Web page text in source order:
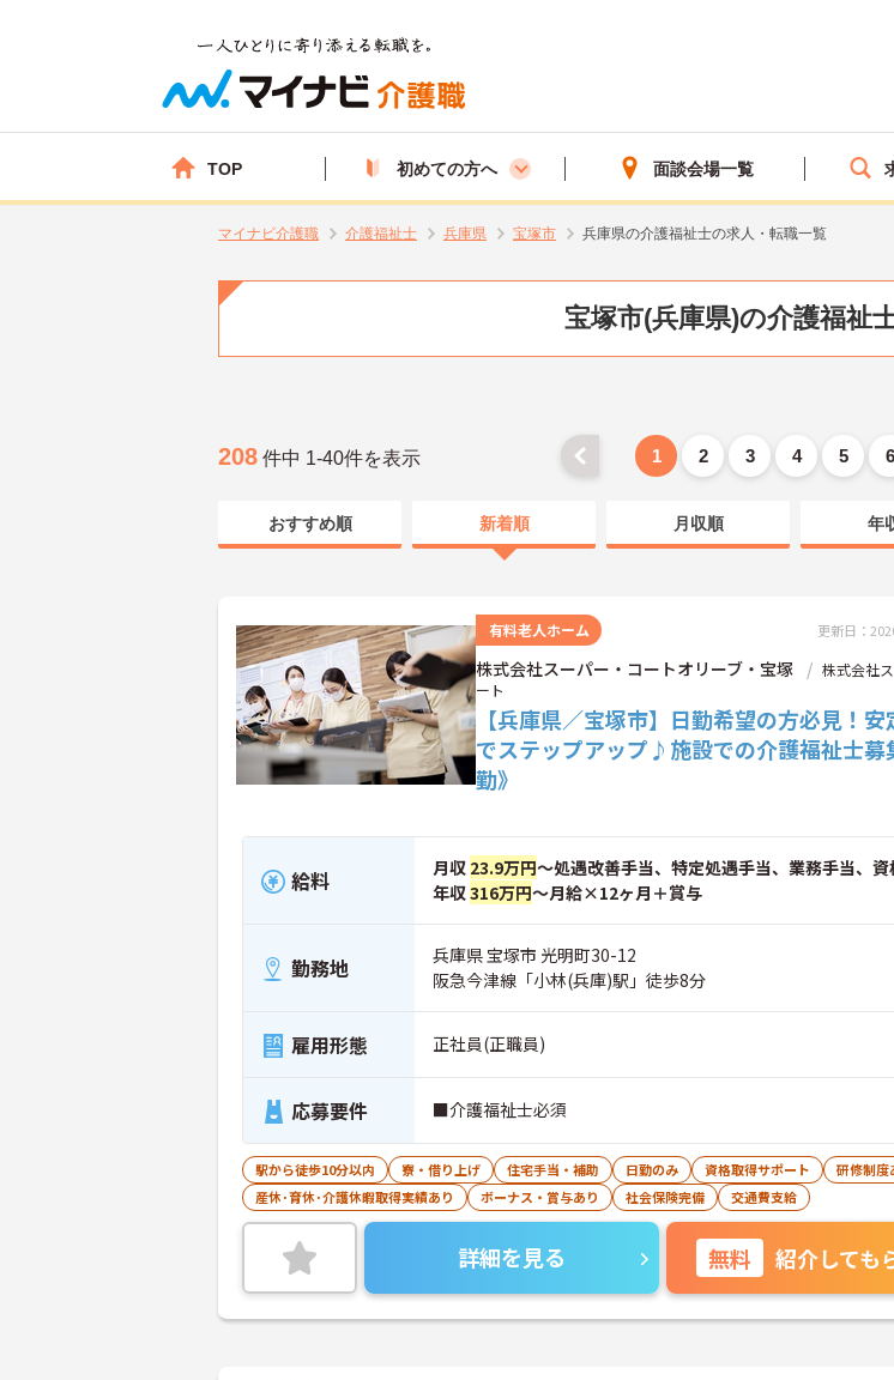
TOP 初めての方へ 面談会場一覧
マイナビ介護職 介護福祉士 兵庫県 宝塚市 兵庫県の介護福祉士の求人・転職一覧
宝塚市(兵庫県)の介護福祉
208 件中 1-40件を表示 1 2 3 4 5 6
おすすめ順 新着順 月収順 年
有料老人ホーム 更新日：
株式会社スーパー・コートオリーブ・宝塚
株式会社
ート
【兵庫県／宝塚市】日勤希望の方必見！
でステップアップ♪施設での介護福祉士募
勤》
給料 月収 23.9万円～処遇改善手当、特定処遇手当、業務手当、資
年収316万円～月給×12ヶ月＋賞与
勤務地
兵庫県 宝塚市 光明町30-12
阪急今津線「小林(兵庫)駅」徒歩8分
雇用形態 正社員(正職員)
応募要件 ■介護福祉士必須
駅から徒歩10分以内 寮・借り上げ 住宅手当・補助 日勤のみ 資格取得サポート
研修制度
産休･育休･介護休暇取得実績あり
ボーナス・賞与あり 社会保険完備 交通費支給
詳細を見る 無料 紹介しても